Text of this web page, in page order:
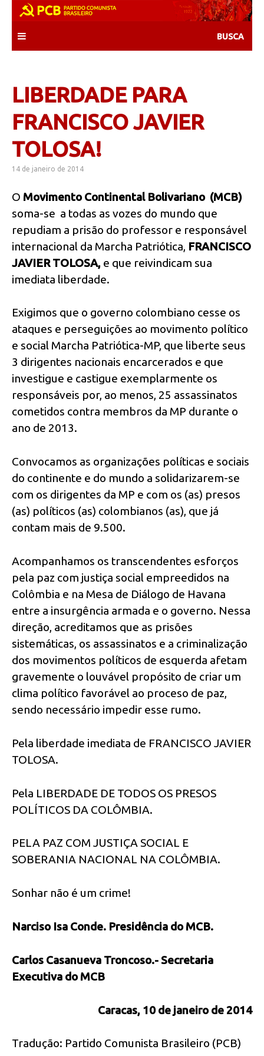
content
LIBERDADE PARA
FRANCISCO JAVIER
TOLOSA!
14 de janeiro de 2014
O Movimento Continental Bolivariano (MCB)
soma-se a todas as vozes do mundo que
repudiam a prisão do professor e responsável
internacional da Marcha Patriótica, FRANCISCO
JAVIER TOLOSA, e que reivindicam sua
imediata liberdade.
Exigimos que o governo colombiano cesse os
ataques e perseguições ao movimento político
e social Marcha Patriótica-MP, que liberte seus
3 dirigentes nacionais encarcerados e que
investigue e castigue exemplarmente os
responsáveis por, ao menos, 25 assassinatos
cometidos contra membros da MP durante o
ano de 2013.
Convocamos as organizações políticas e sociais
do continente e do mundo a solidarizarem-se
com os dirigentes da MP e com os (as) presos
(as) políticos (as) colombianos (as), que já
contam mais de 9.500.
Acompanhamos os transcendentes esforços
pela paz com justiça social empreedidos na
Colômbia e na Mesa de Diálogo de Havana
entre a insurgência armada e o governo. Nessa
direção, acreditamos que as prisões
sistemáticas, os assassinatos e a criminalização
dos movimentos políticos de esquerda afetam
gravemente o louvável propósito de criar um
clima político favorável ao proceso de paz,
sendo necessário impedir esse rumo.
Pela liberdade imediata de FRANCISCO JAVIER
TOLOSA.
Pela LIBERDADE DE TODOS OS PRESOS
POLÍTICOS DA COLÔMBIA.
PELA PAZ COM JUSTIÇA SOCIAL E
SOBERANIA NACIONAL NA COLÔMBIA.
Sonhar não é um crime!
Narciso Isa Conde. Presidência do MCB.
Carlos Casanueva Troncoso.- Secretaria
Executiva do MCB
Caracas, 10 de janeiro de 2014
Tradução: Partido Comunista Brasileiro (PCB)